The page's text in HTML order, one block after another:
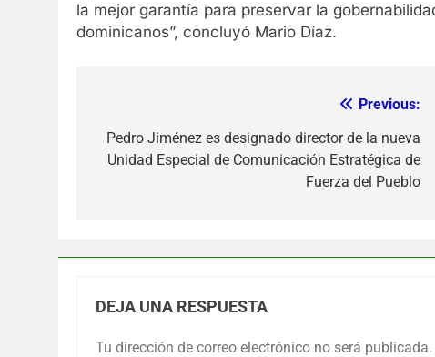
la mejor garantía para preservar la
dominicanos”, concluyó Mario Díaz.
de
entradas
Previous:
Pedro Jiménez es designado director de la nueva
Unidad Especial de Comunicación Estratégica de
Fuerza del Pueblo
DEJA UNA RESPUESTA
Tu dirección de correo electrónico no será publicada.